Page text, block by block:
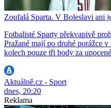
Zoufalá Sparta. V Boleslavi ani
Fotbalisté Sparty překvapivě
Pražané mají po druhé porážce
kolech pouze tři body za
Aktuálně.cz - Sport
dnes, 20:20
Reklama